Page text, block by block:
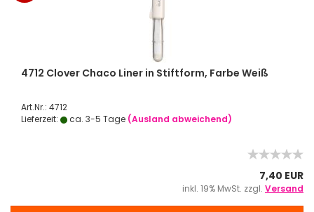
4712 Clover Chaco Liner in Stiftform, Farbe Weiß
Art.Nr.: 4712
Lieferzeit:
ca. 3-5 Tage (Ausland abweichend)
7,40 EUR
inkl. 19% MwSt. zzgl. Versand